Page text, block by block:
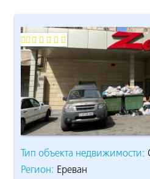
Тип объекта недвижимости:
Регион: Ереван